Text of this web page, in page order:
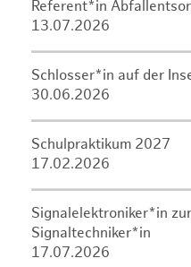
Referent*in
13.07.2026
Schlosser*in auf der
30.06.2026
Schulpraktikum 2027
17.02.2026
Signalelektroniker*in
Signaltechniker*in
17.07.2026